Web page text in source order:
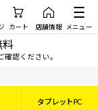
カート 店舗情報 メニュー
認ください。
タブレットPC